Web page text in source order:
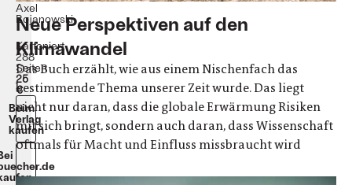
Axel
Bojanowski
Kartoniert
288
Seiten
25
€
Beim
Verlag
kaufen
Neue Perspektiven auf den
Klimawandel
Das Buch erzählt, wie aus einem Nischenfach das
bestimmende Thema unserer Zeit wurde. Das liegt
nicht nur daran, dass die globale Erwärmung Risiken
mit sich bringt, sondern auch daran, dass Wissenschaft
oftmals für Macht und Einfluss missbraucht wird